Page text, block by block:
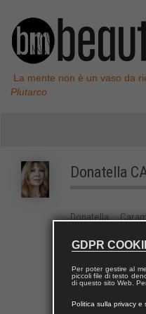
La mente non è un vaso da
Plutarco
Donatella
Donatella
di Medicina
neuroscienze di
hanno dato
applicativi nella
GDPR
Per poter gestire al
piccoli file di testo
di questo sito Web.
Politica sulla privacy e